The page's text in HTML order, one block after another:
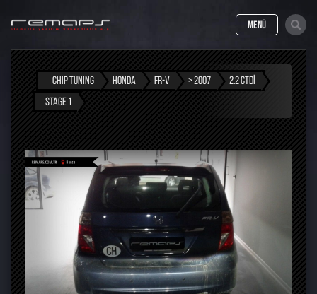
MENÜ
CHIP TUNING HONDA FR-V > 2007
2.2 CTDI
STAGE 1